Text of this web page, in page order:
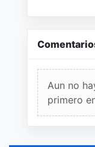
Aun no
primero